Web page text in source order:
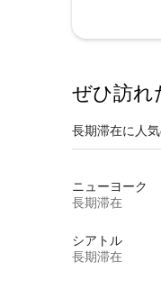
ぜひ訪⁠れ⁠
長期滞在に人
ニューヨーク
長期滞在
シアトル
長期滞在